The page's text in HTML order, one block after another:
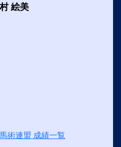
絵美
術連盟 成績一覧